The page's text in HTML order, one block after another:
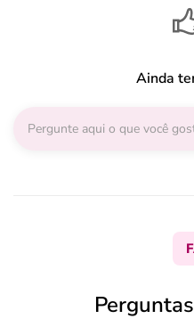
Ainda